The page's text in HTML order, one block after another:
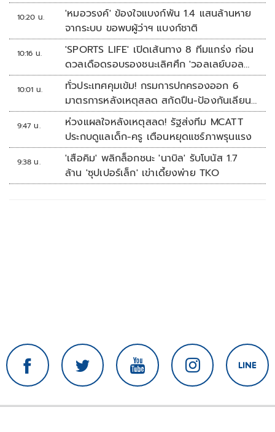
10:20 น.
'หมอวรงค์' ข้องใจแบงก์พัน 1.4 แสนล้านหาย
จากระบบ ขอพบผู้ว่าฯ แบงก์ชาติ
10:16 น.
'SPORTS LIFE' เปิดเส้นทาง 8 ทีมแกร่ง ก่อน
ดวลเดือดรอบรองชนะเลิศศึก 'วอลเลย์บอล
นักเรียน แชมป์กีฬา 7HD 2026'
10:01 น.
ทั่วประเทศคุมเข้ม! กรมการปกครองออก 6
มาตรการหลังเหตุสลด สกัดปืน-ป้องกันเลียน
แบบ
9:47 น.
ห่วงแผลใจหลังเหตุสลด! รัฐส่งทีม MCATT
ประกบดูแลเด็ก-ครู เตือนหยุดแชร์ภาพรุนแรง
9:38 น.
'เสือคิม' พลิกล็อกชนะ 'นาบิล' รับโบนัส 1.7
ล้าน 'ซุปเปอร์เล็ก' เข่าเดี้ยงพ่าย TKO